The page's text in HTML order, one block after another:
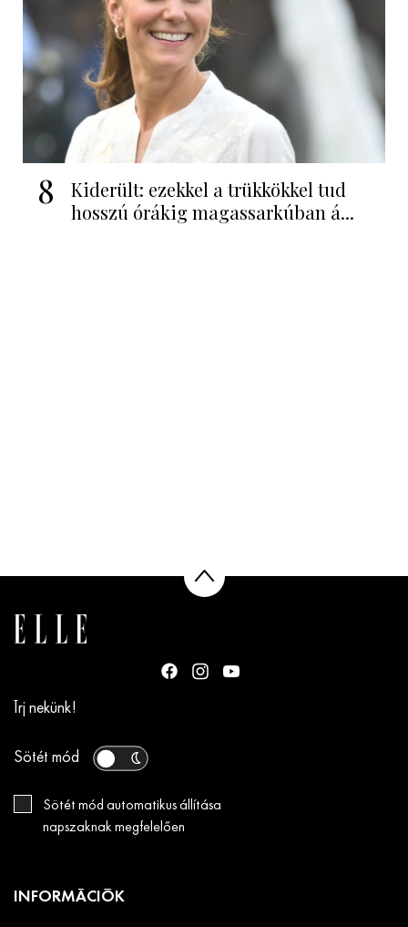
8
Kiderült: ezekkel a trükkökkel tud
hosszú órákig magassarkúban á...
Írj nekünk!
Sötét mód
Sötét mód automatikus állítása
napszaknak megfelelően
INFORMÁCIÓK